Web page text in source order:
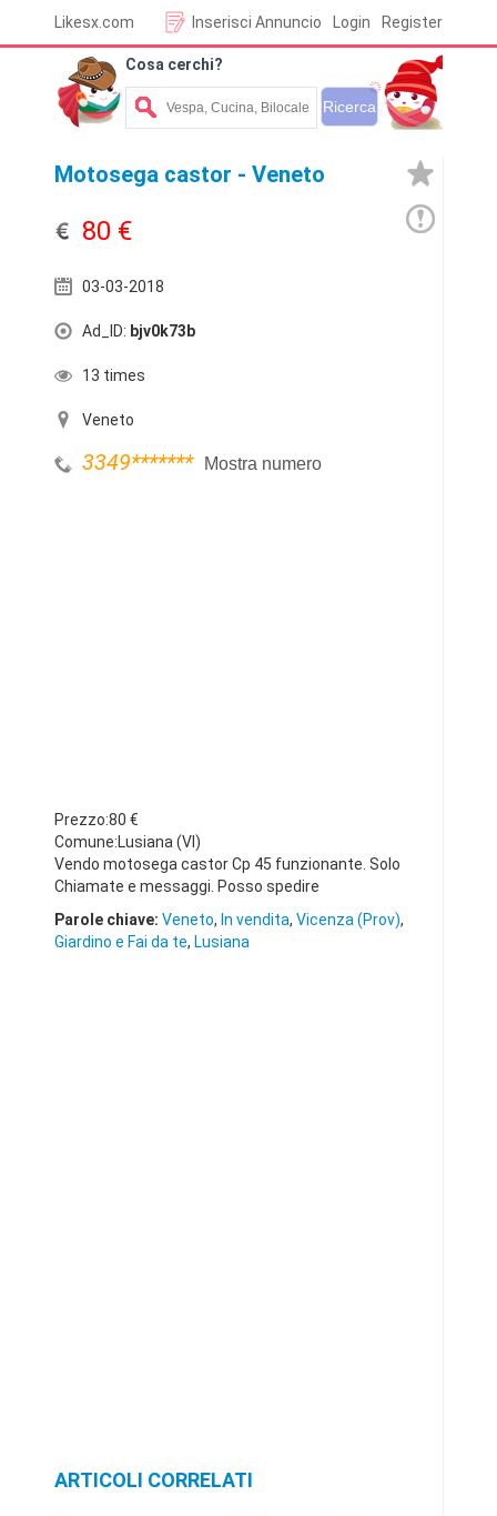
Likesx.com Login Register
Inserisci Annuncio
Cosa cerchi?
Motosega castor - Veneto
80 €
03-03-2018
Ad_ID: bjv0k73b
13 times
Veneto
3349******* Mostra numero
Prezzo:80 €
Comune:Lusiana (VI)
Vendo motosega castor Cp 45 funzionante. Solo
Chiamate e messaggi. Posso spedire
Parole chiave: Veneto, In vendita, Vicenza (Prov),
Giardino e Fai da te, Lusiana
ARTICOLI CORRELATI